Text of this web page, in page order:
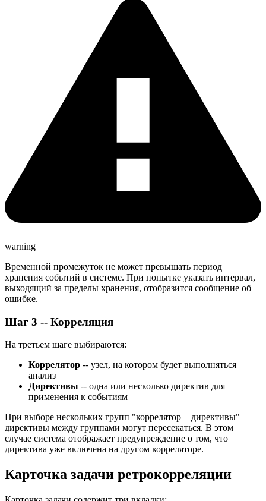
warning
Временной промежуток не может превышать период
хранения событий в системе. При попытке указать интервал,
выходящий за пределы хранения, отобразится сообщение об
ошибке.
Шаг 3 -- Корреляция
На третьем шаге выбираются:
Коррелятор -- узел, на котором будет выполняться
анализ
Директивы -- одна или несколько директив для
применения к событиям
При выборе нескольких групп "коррелятор + директивы"
директивы между группами могут пересекаться. В этом
случае система отображает предупреждение о том, что
директива уже включена на другом корреляторе.
Карточка задачи ретрокорреляции